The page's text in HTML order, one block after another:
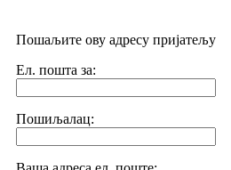
Пошаљите ову адресу пријатељу
Ел. пошта за:
Пошиљалац: